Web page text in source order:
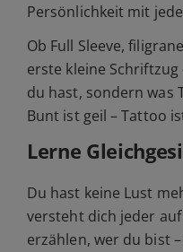
Persönlichkeit mit
Ob Full Sleeve,
erste kleine
du hast, sondern was
Bunt ist geil – Tattoo
Lerne
Du hast keine Lust
versteht dich jeder
erzählen, wer du bist